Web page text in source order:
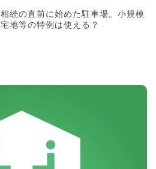
相続の直前に始めた駐車場。小規模
宅地等の特例は使える？